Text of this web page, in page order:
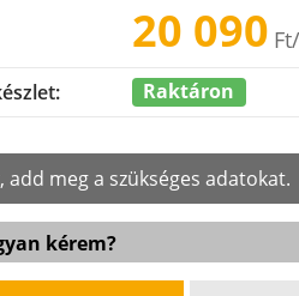
20 090 Ft
Raktáron
add meg a szükséges adatokat.
kérem?